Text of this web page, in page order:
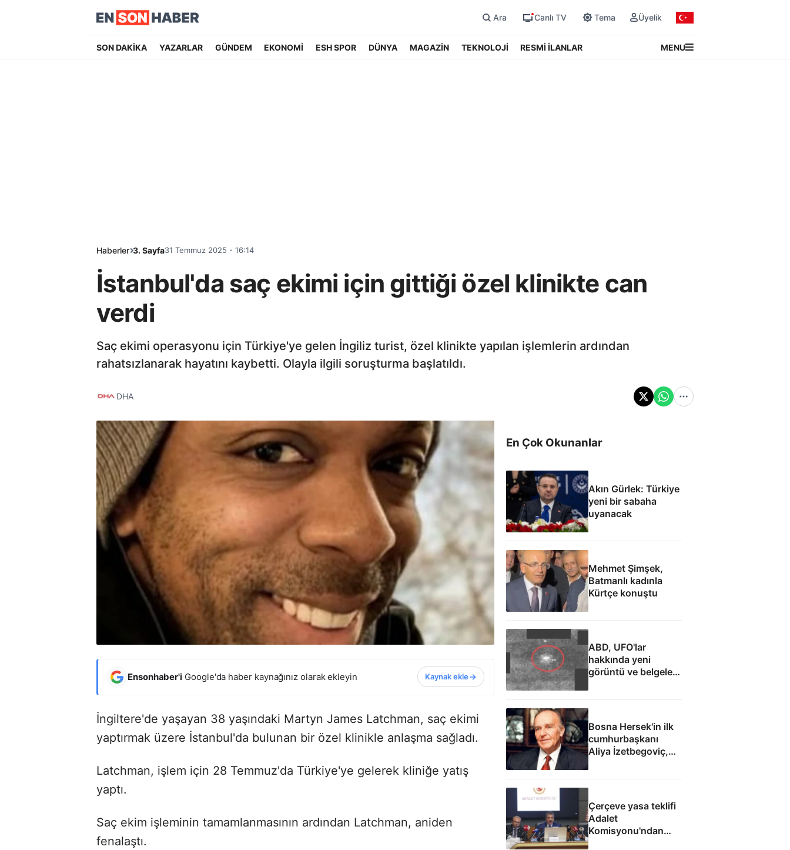
Ara Canlı TV Tema Üyelik
SON DAKİKA YAZARLAR GÜNDEM EKONOMİ ESH SPOR DÜNYA MAGAZİN TEKNOLOJİ RESMİ İLANLAR MENU
Haberler 3. Sayfa31 Temmuz 2025 - 16:14
İstanbul'da saç ekimi için gittiği özel klinikte can
verdi
Saç ekimi operasyonu için Türkiye'ye gelen İngiliz turist, özel klinikte yapılan işlemlerin ardından
rahatsızlanarak hayatını kaybetti. Olayla ilgili soruşturma başlatıldı.
DHA
Ensonhaber'i Google'da haber kaynağınız olarak ekleyin Kaynak ekle
İngiltere'de yaşayan 38 yaşındaki Martyn James Latchman, saç ekimi
yaptırmak üzere İstanbul'da bulunan bir özel klinikle anlaşma sağladı.
Latchman, işlem için 28 Temmuz'da Türkiye'ye gelerek kliniğe yatış
yaptı.
Saç ekim işleminin tamamlanmasının ardından Latchman, aniden
fenalaştı.
En Çok Okunanlar
Akın Gürlek: Türkiye
yeni bir sabaha
uyanacak
Mehmet Şimşek,
Batmanlı kadınla
Kürtçe konuştu
ABD, UFO'lar
hakkında yeni
görüntü ve belgeler
Bosna Hersek'in ilk
cumhurbaşkanı
Aliya İzetbegoviç,
Çerçeve yasa teklifi
Adalet
Komisyonu'ndan
geçti